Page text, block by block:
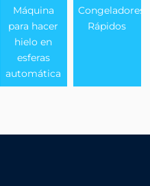
Máquina
para hacer
hielo en
esferas
automática
Congeladores
Rápidos